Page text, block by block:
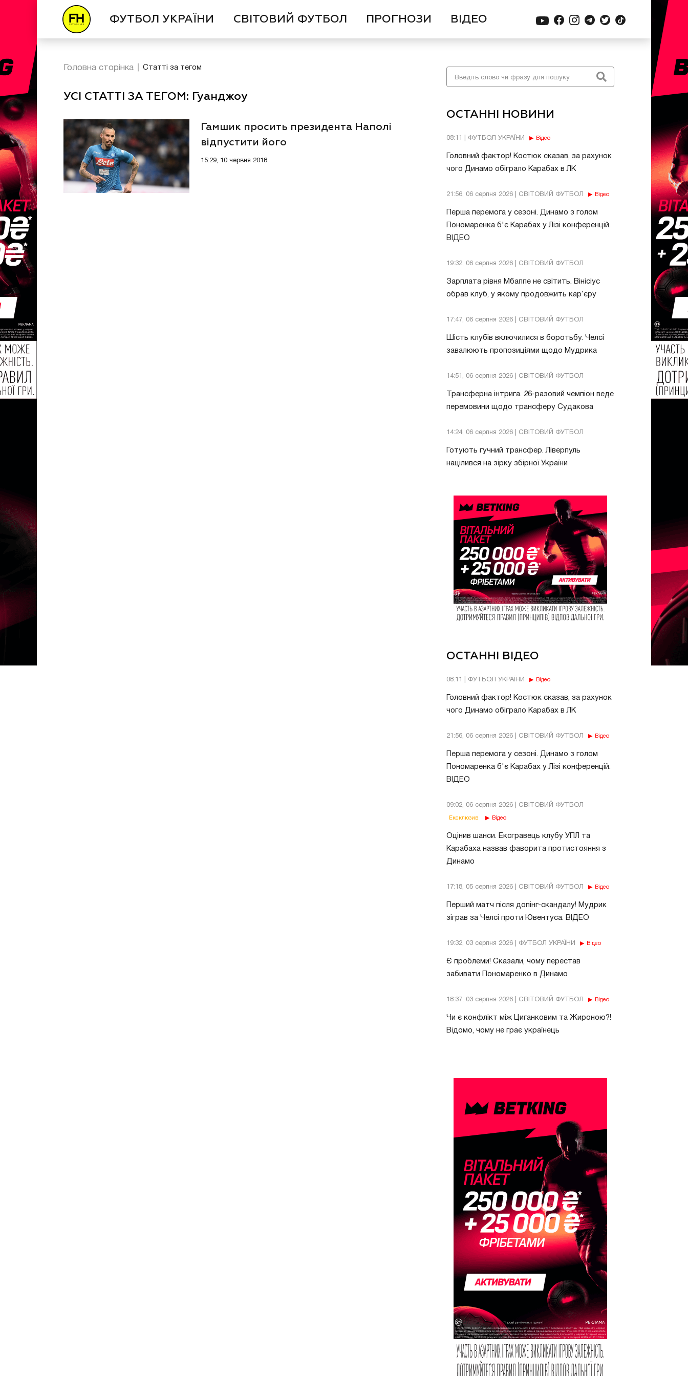
ФУТБОЛ УКРАЇНИ СВІТОВИЙ ФУТБОЛ ПРОГНОЗИ ВІДЕО
ОСТАННІ НОВИНИ
08:11 | ФУТБОЛ УКРАЇНИ Відео
Головний фактор! Костюк сказав, за рахунок
чого Динамо обіграло Карабах в ЛК
21:56, 06 серпня 2026 | СВІТОВИЙ ФУТБОЛ Відео
Перша перемога у сезоні. Динамо з голом
Пономаренка б'є Карабах у Лізі конференцій.
ВІДЕО
19:32, 06 серпня 2026 | СВІТОВИЙ ФУТБОЛ
Зарплата рівня Мбаппе не світить. Вінісіус
обрав клуб, у якому продовжить кар’єру
17:47, 06 серпня 2026 | СВІТОВИЙ ФУТБОЛ
Шість клубів включилися в боротьбу. Челсі
завалюють пропозиціями щодо Мудрика
14:51, 06 серпня 2026 | СВІТОВИЙ ФУТБОЛ
Трансферна інтрига. 26-разовий чемпіон веде
перемовини щодо трансферу Судакова
14:24, 06 серпня 2026 | СВІТОВИЙ ФУТБОЛ
Готують гучний трансфер. Ліверпуль
націлився на зірку збірної України
ОСТАННІ ВІДЕО
08:11 | ФУТБОЛ УКРАЇНИ Відео
Головний фактор! Костюк сказав, за рахунок
чого Динамо обіграло Карабах в ЛК
21:56, 06 серпня 2026 | СВІТОВИЙ ФУТБОЛ Відео
Перша перемога у сезоні. Динамо з голом
Пономаренка б'є Карабах у Лізі конференцій.
ВІДЕО
09:02, 06 серпня 2026 | СВІТОВИЙ ФУТБОЛ
Ексклюзив Відео
Оцінив шанси. Ексгравець клубу УПЛ та
Карабаха назвав фаворита протистояння з
Динамо
17:18, 05 серпня 2026 | СВІТОВИЙ ФУТБОЛ Відео
Перший матч після допінг-скандалу! Мудрик
зіграв за Челсі проти Ювентуса. ВІДЕО
19:32, 03 серпня 2026 | ФУТБОЛ УКРАЇНИ Відео
Є проблеми! Сказали, чому перестав
забивати Пономаренко в Динамо
18:37, 03 серпня 2026 | СВІТОВИЙ ФУТБОЛ Відео
Чи є конфлікт між Циганковим та Жироною?!
Відомо, чому не грає українець
Головна сторінка Статті за тегом
УСІ СТАТТІ ЗА ТЕГОМ: Гуанджоу
Гамшик просить президента Наполі
відпустити його
15:29, 10 червня 2018